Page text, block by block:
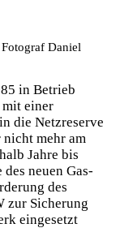
Daniel
in Betrieb
einer
die Netzreserve
mehr am
Jahre bis
neuen Gas-
des
zur Sicherung
eingesetzt